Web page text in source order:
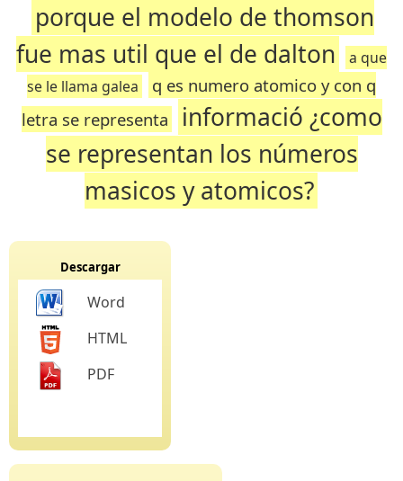
porque el modelo de thomson
fue mas util que el de dalton
a que
se le llama galea
q es numero atomico y con q
letra se representa
informació ¿como
se representan los números
masicos y atomicos?
Descargar
Word
HTML
PDF